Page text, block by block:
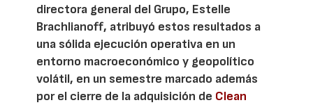
directora general del Grupo, Estelle
Brachlianoff, atribuyó estos resultados a
una sólida ejecución operativa en un
entorno macroeconómico y geopolítico
volátil, en un semestre marcado además
por el cierre de la adquisición de Clean